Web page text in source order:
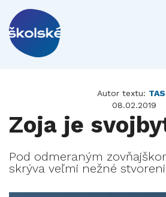
Autor textu:
08.02.2019
Zoja je
Pod odmeraným
skrýva veľmi nežné